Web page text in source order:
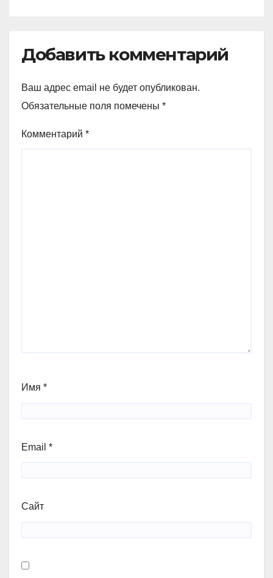
Добавить комментарий
Ваш адрес email не будет опубликован.
Обязательные поля помечены *
Комментарий *
Имя *
Email *
Сайт